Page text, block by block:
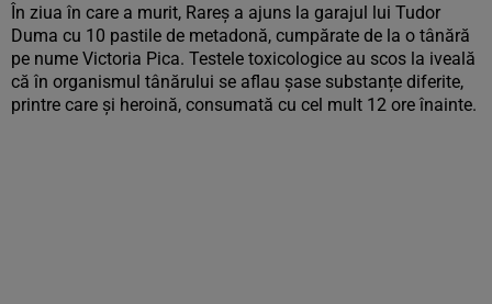
În ziua în care a murit, Rareș a ajuns la garajul lui Tudor
Duma cu 10 pastile de metadonă, cumpărate de la o tânără
pe nume Victoria Pica. Testele toxicologice au scos la iveală
că în organismul tânărului se aflau șase substanțe diferite,
printre care și heroină, consumată cu cel mult 12 ore înainte.